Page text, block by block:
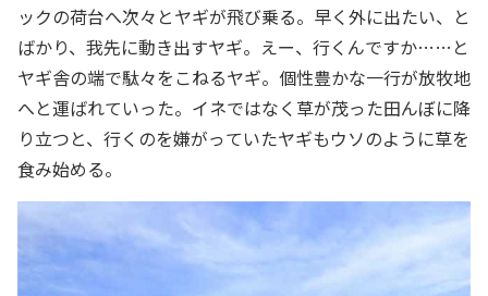
ックの荷台へ次々とヤギが飛び乗る。早く外に出たい、と
ばかり、我先に動き出すヤギ。えー、行くんですか……と
ヤギ舎の端で駄々をこねるヤギ。個性豊かな一行が放牧地
へと運ばれていった。イネではなく草が茂った田んぼに降
り立つと、行くのを嫌がっていたヤギもウソのように草を
食み始める。